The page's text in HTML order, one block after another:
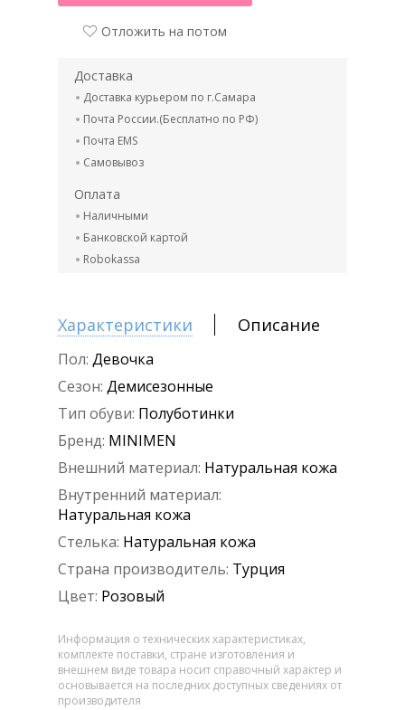
Отложить на потом
Доставка
Доставка курьером по г.Самара
Почта России.(Бесплатно по РФ)
Почта EMS
Самовывоз
Оплата
Наличными
Банковской картой
Robokassa
Характеристики Описание
Пол: Девочка
Сезон: Демисезонные
Тип обуви: Полуботинки
Бренд: MINIMEN
Внешний материал: Натуральная кожа
Внутренний материал:
Натуральная кожа
Стелька: Натуральная кожа
Страна производитель: Турция
Цвет: Розовый
Информация о технических характеристиках,
комплекте поставки, стране изготовления и
внешнем виде товара носит справочный характер и
основывается на последних доступных сведениях от
производителя